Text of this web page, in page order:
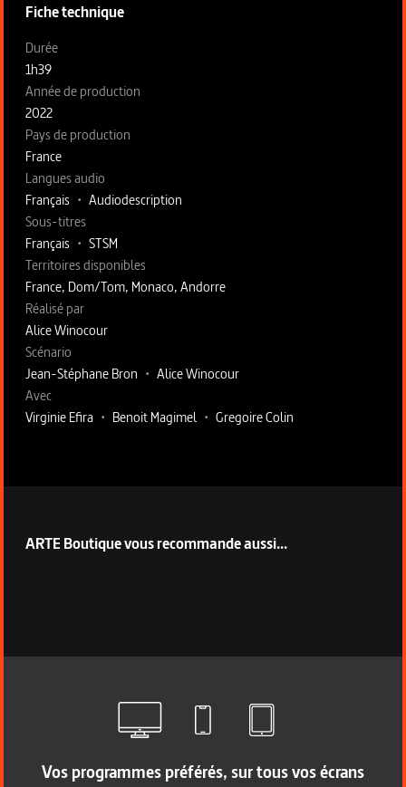
Fiche technique
Fiche technique section gauche
Durée
1h39
Année de production
2022
Pays de production
France
Langues audio
Français • Audiodescription
Sous-titres
Français • STSM
Territoires disponibles
France, Dom/Tom, Monaco, Andorre
Fiche technique section droite
Réalisé par
Alice Winocour
Scénario
Jean-Stéphane Bron • Alice Winocour
Avec
Virginie Efira • Benoit Magimel • Gregoire Colin
ARTE Boutique vous recommande aussi...
Vos programmes préférés, sur tous vos écrans